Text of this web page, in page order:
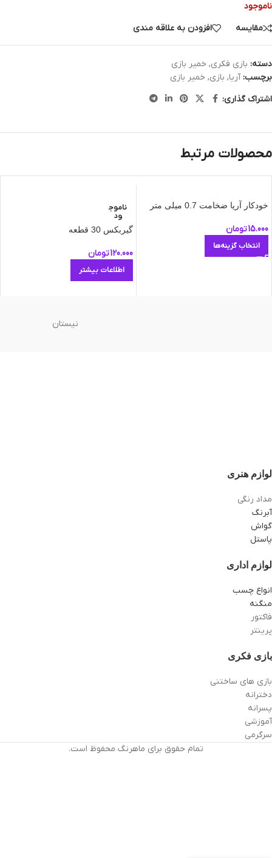
ناموجود
مقایسه
افزودن به علاقه مندی
دسته: بازی فکری, خمیر بازی
برچسب: آریا, بازی, خمیر بازی
اشتراک گذاری:
محصولات مرتبط
خودکار آریا ضخامت 0.7 میلی متر
15.000تومان
انتخاب گزینه‌ها
ناموج
ود
گیربکس 30 قطعه
120.000تومان
اطلاعات بیشتر
نیستان
لوازم هنری
مداد رنگی
آبرنگ
گواش
پاستل
لوازم اداری
انواع چسب
منگنه
فاکتور
پرینتر
بازی فکری
بازی های ساختنی
دخترانه
پسرانه
آموزشی
سرگرمی
تمام حقوق برای ماهرنگ محفوظ است.